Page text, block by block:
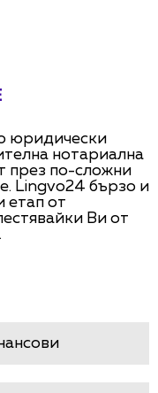
юридически
нотариална
през по-сложни
Lingvo24 бързо и
етап от
Ви от